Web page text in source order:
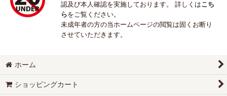
認及び本人確認を実施しております。 詳しくはこち
らをご覧ください。
未成年者の方の当ホームページの閲覧は固くお断り
させていただきます。
ホーム
ショッピングカート